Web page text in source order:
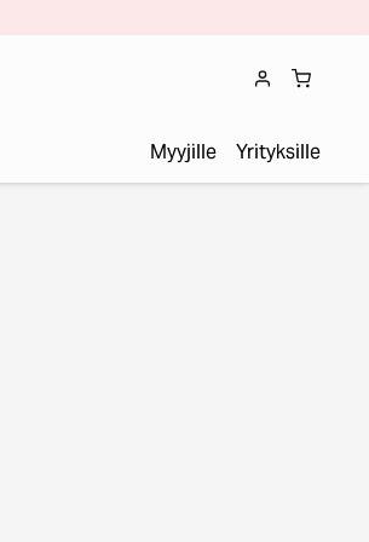
Myyjille Yrityksille